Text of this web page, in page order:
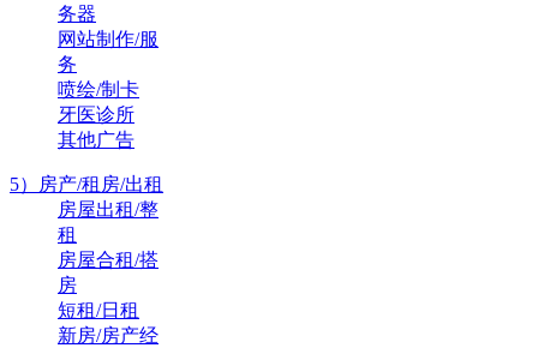
务器
网站制作/服
务
喷绘/制卡
牙医诊所
其他广告
5）房产/租房/出租
房屋出租/整
租
房屋合租/搭
房
短租/日租
新房/房产经